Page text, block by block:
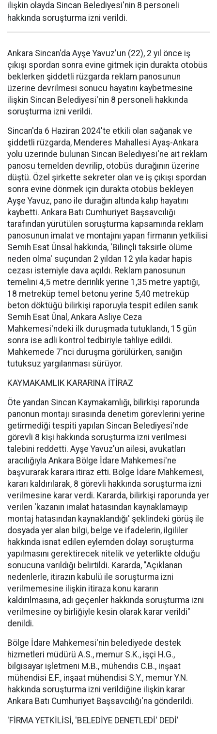
ilişkin olayda Sincan Belediyesi'nin 8 personeli
hakkında soruşturma izni verildi.
Ankara Sincan'da Ayşe Yavuz'un (22), 2 yıl önce iş
çıkışı spordan sonra evine gitmek için durakta otobüs
beklerken şiddetli rüzgarda reklam panosunun
üzerine devrilmesi sonucu hayatını kaybetmesine
ilişkin Sincan Belediyesi'nin 8 personeli hakkında
soruşturma izni verildi.
Sincan'da 6 Haziran 2024'te etkili olan sağanak ve
şiddetli rüzgarda, Menderes Mahallesi Ayaş-Ankara
yolu üzerinde bulunan Sincan Belediyesi'ne ait reklam
panosu temelden devrilip, otobüs durağının üzerine
düştü. Özel şirkette sekreter olan ve iş çıkışı spordan
sonra evine dönmek için durakta otobüs bekleyen
Ayşe Yavuz, pano ile durağın altında kalıp hayatını
kaybetti. Ankara Batı Cumhuriyet Başsavcılığı
tarafından yürütülen soruşturma kapsamında reklam
panosunun imalat ve montajını yapan firmanın yetkilisi
Semih Esat Ünsal hakkında, 'Bilinçli taksirle ölüme
neden olma' suçundan 2 yıldan 12 yıla kadar hapis
cezası istemiyle dava açıldı. Reklam panosunun
temelini 4,5 metre derinlik yerine 1,35 metre yaptığı,
18 metreküp temel betonu yerine 5,40 metreküp
beton döktüğü bilirkişi raporuyla tespit edilen sanık
Semih Esat Ünal, Ankara Asliye Ceza
Mahkemesi'ndeki ilk duruşmada tutuklandı, 15 gün
sonra ise adli kontrol tedbiriyle tahliye edildi.
Mahkemede 7'nci duruşma görülürken, sanığın
tutuksuz yargılanması sürüyor.
KAYMAKAMLIK KARARINA İTİRAZ
Öte yandan Sincan Kaymakamlığı, bilirkişi raporunda
panonun montajı sırasında denetim görevlerini yerine
getirmediği tespiti yapılan Sincan Belediyesi'nde
görevli 8 kişi hakkında soruşturma izni verilmesi
talebini reddetti. Ayşe Yavuz'un ailesi, avukatları
aracılığıyla Ankara Bölge İdare Mahkemesi'ne
başvurarak karara itiraz etti. Bölge İdare Mahkemesi,
kararı kaldırılarak, 8 görevli hakkında soruşturma izni
verilmesine karar verdi. Kararda, bilirkişi raporunda yer
verilen 'kazanın imalat hatasından kaynaklamayıp
montaj hatasından kaynaklandığı' şeklindeki görüş ile
dosyada yer alan bilgi, belge ve ifadelerin, ilgililer
hakkında isnat edilen eylemden dolayı soruşturma
yapılmasını gerektirecek nitelik ve yeterlikte olduğu
sonucuna varıldığı belirtildi. Kararda, "Açıklanan
nedenlerle, itirazın kabulü ile soruşturma izni
verilmemesine ilişkin itiraza konu kararın
kaldırılmasına, adı geçenler hakkında soruşturma izni
verilmesine oy birliğiyle kesin olarak karar verildi"
denildi.
Bölge İdare Mahkemesi'nin belediyede destek
hizmetleri müdürü A.S., memur S.K., işçi H.G.,
bilgisayar işletmeni M.B., mühendis C.B., inşaat
mühendisi E.F., inşaat mühendisi S.Y., memur Y.N.
hakkında soruşturma izni verildiğine ilişkin karar
Ankara Batı Cumhuriyet Başsavcılığı'na gönderildi.
'FİRMA YETKİLİSİ, 'BELEDİYE DENETLEDİ' DEDİ'